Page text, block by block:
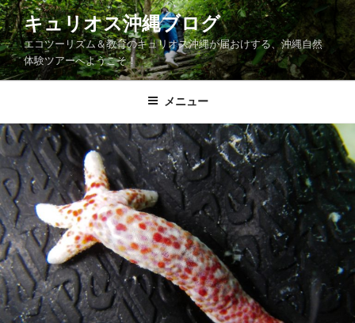
コ
ン
テ
ン
ツ
ス
キ
ッ
プ
キュリオス沖縄ブログ
エコツーリズム＆教育のキュリオス沖縄が届おけする、沖縄自然
体験ツアーへようこそ！
メニュー